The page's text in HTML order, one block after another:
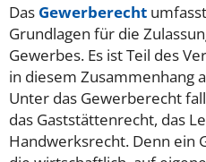
Das Gewerberecht
Grundlagen für die
Gewerbes. Es ist Teil des
in diesem Zusammenhang
Unter das Gewerberecht
das Gaststättenrecht, das
Handwerksrecht. Denn ein